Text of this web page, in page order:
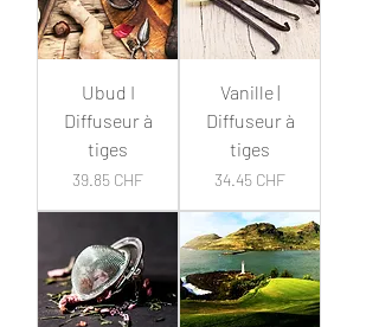
Ubud I
Diffuseur à
tiges
Prix
39.85 CHF
Vanille |
Diffuseur à
tiges
Prix
34.45 CHF